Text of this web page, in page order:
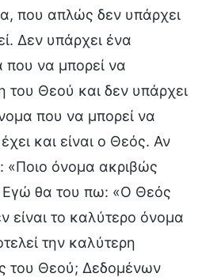
που απλώς δεν υπάρχει
Δεν υπάρχει ένα
που να μπορεί να
του Θεού και δεν υπάρχει
που να μπορεί να
και είναι ο Θεός. Αν
«Ποιο όνομα ακριβώς
Εγώ θα του πω: «Ο Θεός
είναι το καλύτερο όνομα
την καλύτερη
του Θεού; Δεδομένων